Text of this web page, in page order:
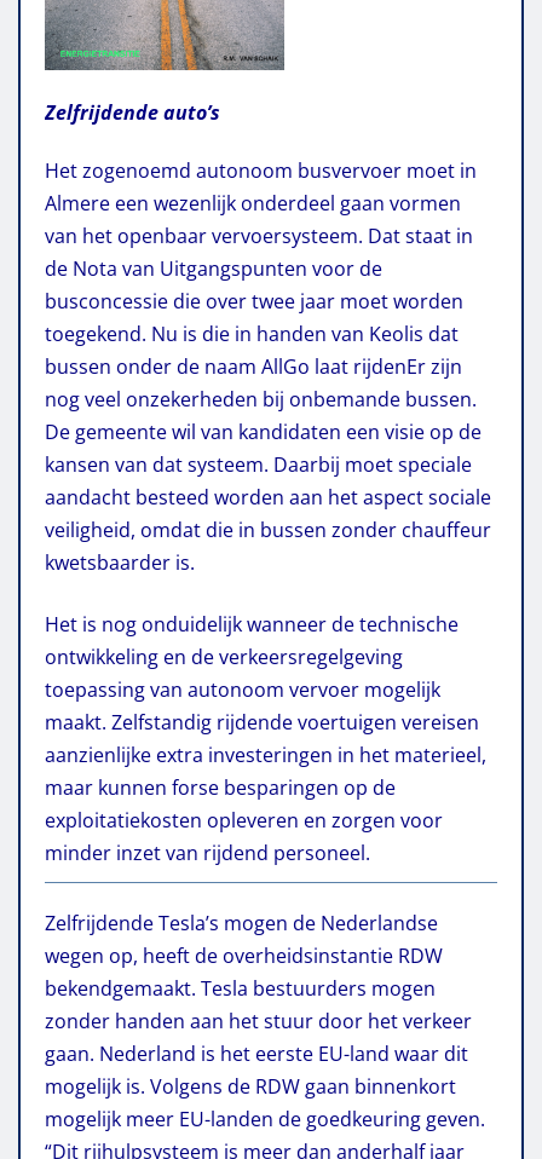
Zelfrijdende auto’s
Het zogenoemd autonoom busvervoer moet in
Almere een wezenlijk onderdeel gaan vormen
van het openbaar vervoersysteem. Dat staat in
de Nota van Uitgangspunten voor de
busconcessie die over twee jaar moet worden
toegekend. Nu is die in handen van Keolis dat
bussen onder de naam AllGo laat rijdenEr zijn
nog veel onzekerheden bij onbemande bussen.
De gemeente wil van kandidaten een visie op de
kansen van dat systeem. Daarbij moet speciale
aandacht besteed worden aan het aspect sociale
veiligheid, omdat die in bussen zonder chauffeur
kwetsbaarder is.
Het is nog onduidelijk wanneer de technische
ontwikkeling en de verkeersregelgeving
toepassing van autonoom vervoer mogelijk
maakt. Zelfstandig rijdende voertuigen vereisen
aanzienlijke extra investeringen in het materieel,
maar kunnen forse besparingen op de
exploitatiekosten opleveren en zorgen voor
minder inzet van rijdend personeel.
Zelfrijdende Tesla’s mogen de Nederlandse
wegen op, heeft de overheidsinstantie RDW
bekendgemaakt. Tesla bestuurders mogen
zonder handen aan het stuur door het verkeer
gaan. Nederland is het eerste EU-land waar dit
mogelijk is. Volgens de RDW gaan binnenkort
mogelijk meer EU-landen de goedkeuring geven.
“Dit rijhulpsysteem is meer dan anderhalf jaar